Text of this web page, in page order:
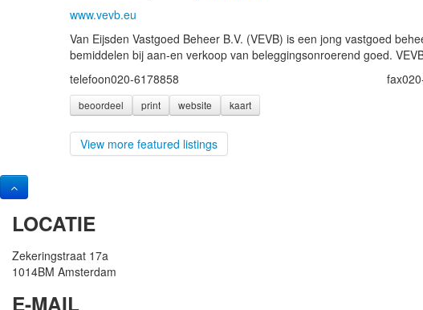
www.vevb.eu
Van Eijsden Vastgoed Beheer B.V. (VEVB) is een jong vastgoed
bemiddelen bij aan-en verkoop van beleggingsonroerend goed.
telefoon020-6178858 fax
beoordeel print website kaart
View more featured listings
LOCATIE
Zekeringstraat 17a
1014BM Amsterdam
E-MAIL